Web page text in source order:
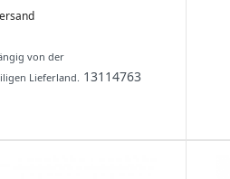
von der
Lieferland.
13114763